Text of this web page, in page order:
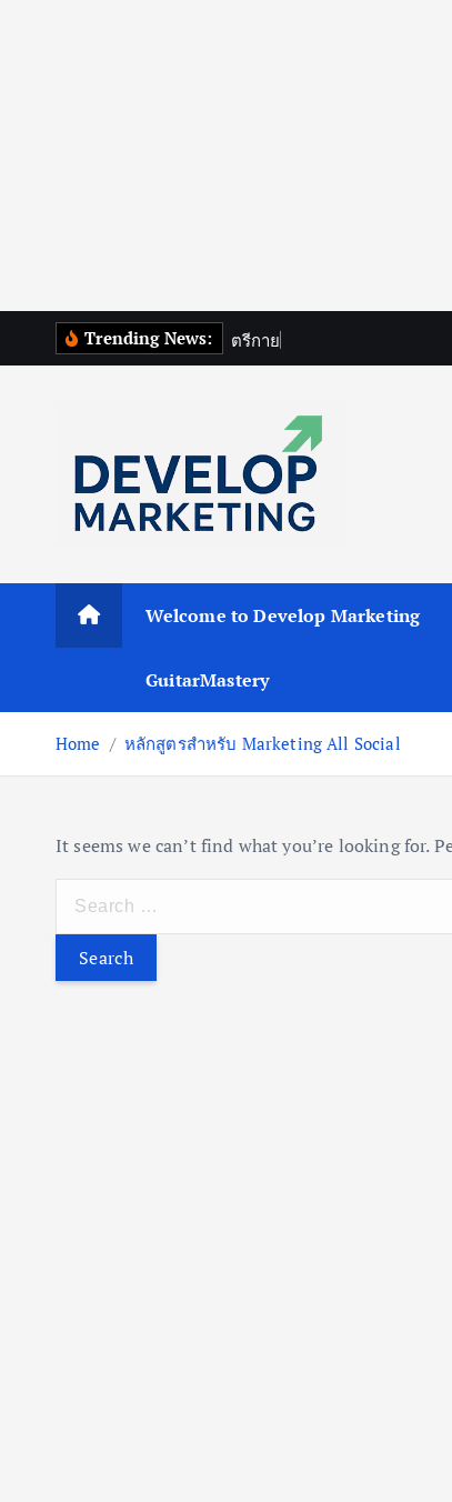
Trending News: ตรกาย
Welcome to Develop Marketing
GuitarMastery
Home หลักสูตรสำหรับ Marketing All Social
It seems we can’t find what you’re looking for.
r